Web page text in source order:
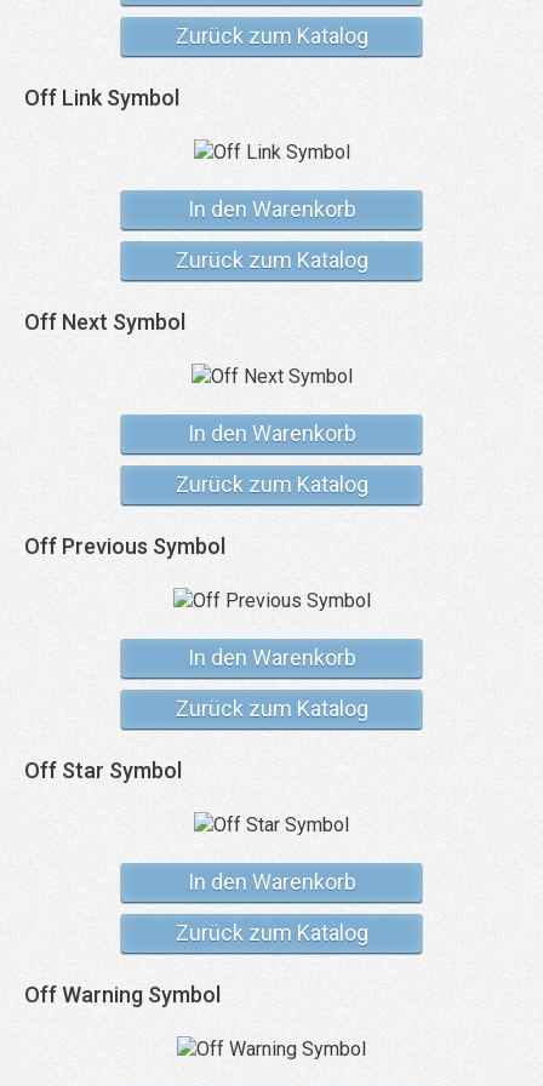
Zurück zum Katalog
Off Link Symbol
In den Warenkorb
Zurück zum Katalog
Off Next Symbol
In den Warenkorb
Zurück zum Katalog
Off Previous Symbol
In den Warenkorb
Zurück zum Katalog
Off Star Symbol
In den Warenkorb
Zurück zum Katalog
Off Warning Symbol